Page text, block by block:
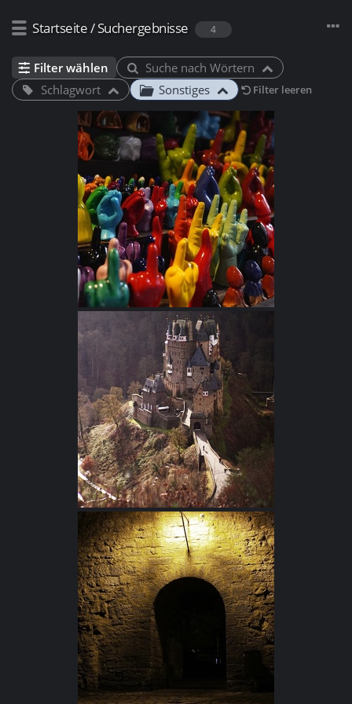
Startseite/Suchergebnisse 4
Filter wählen
Suche nach Wörtern
Schlagwort
Sonstiges Filter leeren